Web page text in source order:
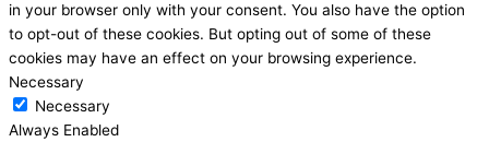
in your browser only with your consent. You also have the option
to opt-out of these cookies. But opting out of some of these
cookies may have an effect on your browsing experience.
Necessary
Necessary
Always Enabled